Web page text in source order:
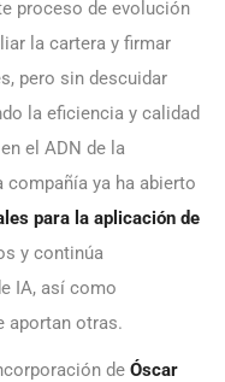
proceso de evolución
la cartera y firmar
pero sin descuidar
la eficiencia y calidad
el ADN de la
ya ha abierto
para la aplicación de
y continúa
IA, así como
aportan otras.
de Óscar